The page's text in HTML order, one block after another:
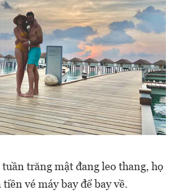
trăng mật đang leo thang, họ
vé máy bay để bay về.